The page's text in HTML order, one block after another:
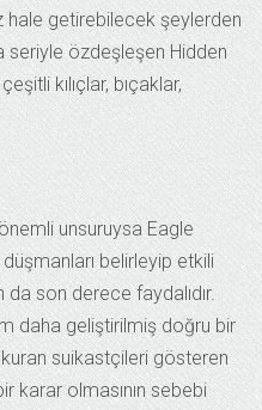
hale getirebilecek şeylerden
seriyle özdeşleşen Hidden
kılıçlar, bıçaklar,
unsuruysa Eagle
belirleyip etkili
da son derece faydalıdır.
daha geliştirilmiş doğru bir
suikastçileri gösteren
karar olmasının sebebi